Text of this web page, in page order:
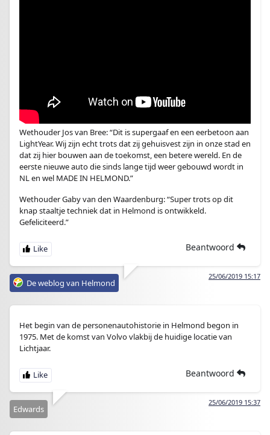
Wethouder Jos van Bree: “Dit is supergaaf en een eerbetoon aan
LightYear. Wij zijn echt trots dat zij gehuisvest zijn in onze stad en
dat zij hier bouwen aan de toekomst, een betere wereld. En de
eerste nieuwe auto die sinds lange tijd weer gebouwd wordt in
NL en wel MADE IN HELMOND.”
Wethouder Gaby van den Waardenburg: “Super trots op dit
knap staaltje techniek dat in Helmond is ontwikkeld.
Gefeliciteerd.”
Beantwoord
25/06/2019 15:17
De weblog van Helmond
Het begin van de personenautohistorie in Helmond begon in
1975. Met de komst van Volvo vlakbij de huidige locatie van
Lichtjaar.
Beantwoord
25/06/2019 15:37
Edwards